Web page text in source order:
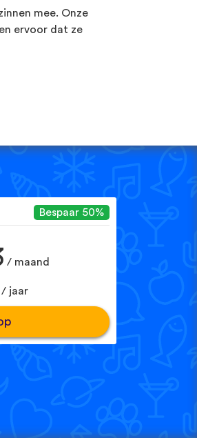
mee. Onze
ervoor dat ze
Bespaar 50%
/ maand
/ jaar